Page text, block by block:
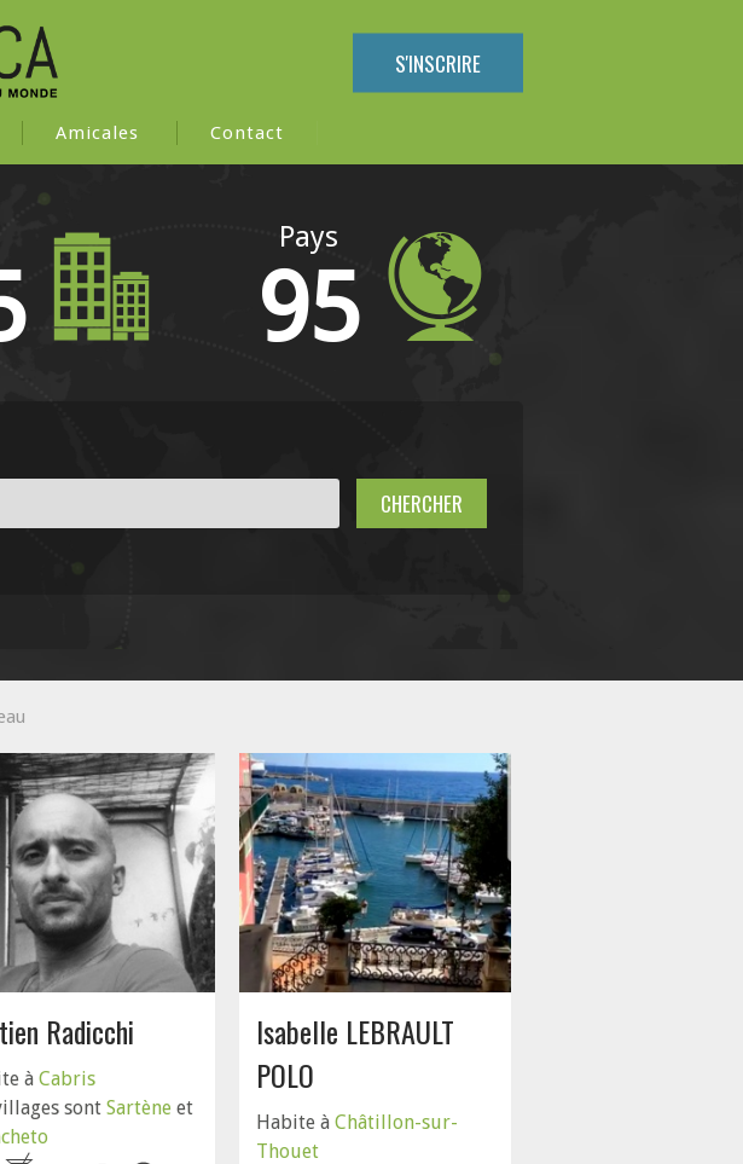
Amicales Contact
S'INSCRIRE
Pays
95
Radicchi
à Cabris
sont Sartène et
Isabelle LEBRAULT
POLO
Habite à Châtillon-sur-
Thouet